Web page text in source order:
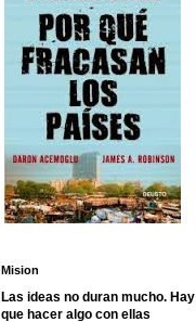
Mision
Las ideas no duran mucho. Hay
que hacer algo con ellas